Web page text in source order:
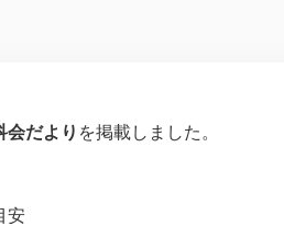
会だより を掲載しました。
安